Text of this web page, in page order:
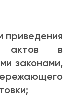
актов в
законами,